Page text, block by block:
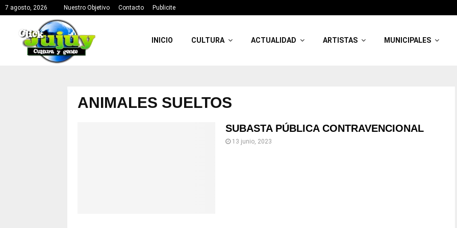
7 agosto, 2026 Nuestro Objetivo Contacto Publicite
INICIO CULTURA ACTUALIDAD ARTISTAS MUNICIPALES
ANIMALES SUELTOS
SUBASTA PÚBLICA CONTRAVENCIONAL
13 junio, 2023